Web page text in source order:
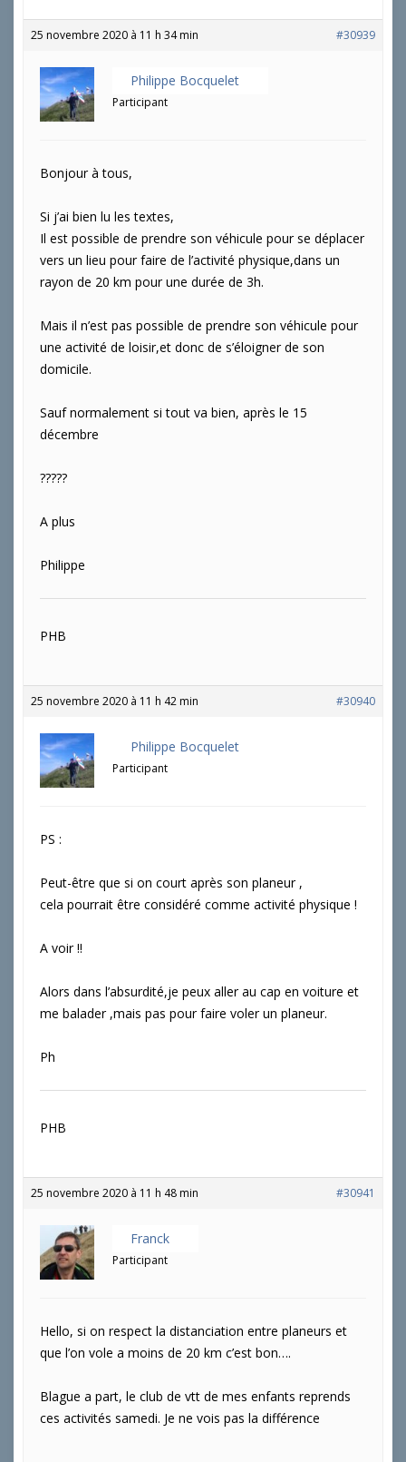
25 novembre 2020 à 11 h 34 min #30939
Philippe Bocquelet
Participant
Bonjour à tous,
Si j’ai bien lu les textes,
Il est possible de prendre son véhicule pour se déplacer
vers un lieu pour faire de l’activité physique,dans un
rayon de 20 km pour une durée de 3h.
Mais il n’est pas possible de prendre son véhicule pour
une activité de loisir,et donc de s’éloigner de son
domicile.
Sauf normalement si tout va bien, après le 15
décembre
?????
A plus
Philippe
PHB
25 novembre 2020 à 11 h 42 min #30940
Philippe Bocquelet
Participant
PS :
Peut-être que si on court après son planeur ,
cela pourrait être considéré comme activité physique !
A voir !!
Alors dans l’absurdité,je peux aller au cap en voiture et
me balader ,mais pas pour faire voler un planeur.
Ph
PHB
25 novembre 2020 à 11 h 48 min #30941
Franck
Participant
Hello, si on respect la distanciation entre planeurs et
que l’on vole a moins de 20 km c’est bon….
Blague a part, le club de vtt de mes enfants reprends
ces activités samedi. Je ne vois pas la différence